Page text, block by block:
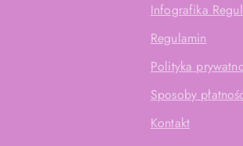
Infografika
Regulamin
Polityka
Sposoby
Kontakt